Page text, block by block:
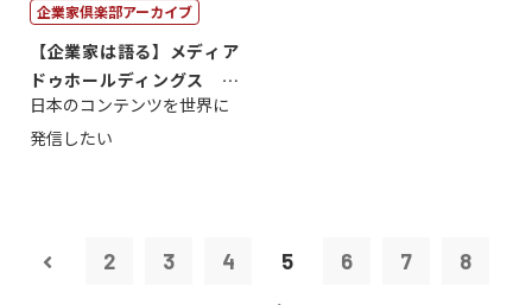
企業家倶楽部アーカイブ
【企業家は語る】メディア
ドゥホールディングス 代
表取締役社長...
日本のコンテンツを世界に
発信したい
2 3 4 5 6 7 8